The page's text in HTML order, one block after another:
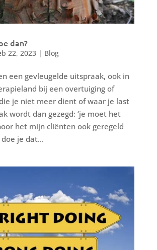
dan?
22, 2023| Blog
een gevleugelde uitspraak, ook in
bij een overtuiging of
je niet meer dient of waar je last
wordt dan gezegd: ‘je moet het
het mijn cliënten ook geregeld
doe je dat...